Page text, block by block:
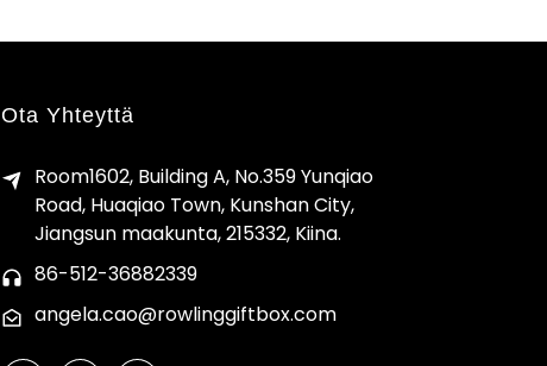
Ota Yhteyttä
Room1602, Building A, No.359 Yunqiao
Road, Huaqiao Town, Kunshan City,
Jiangsun maakunta, 215332, Kiina.
86-512-36882339
angela.cao@rowlinggiftbox.com